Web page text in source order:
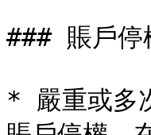
### 賬戶停
* 嚴重或多